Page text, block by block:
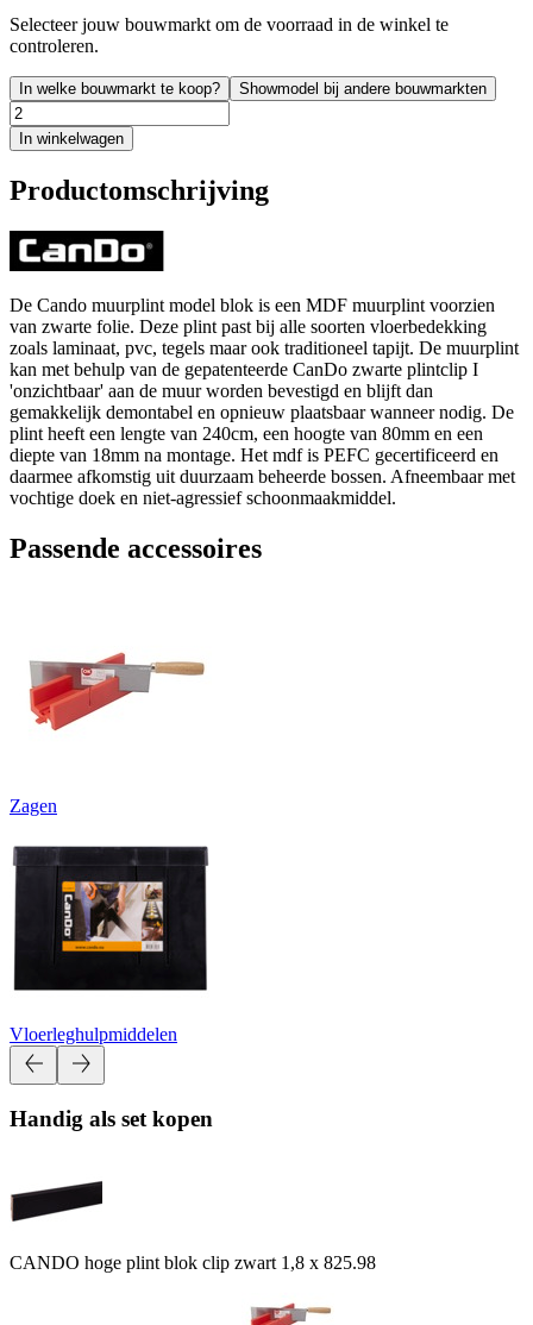
Selecteer jouw bouwmarkt om de voorraad in de winkel te
controleren.
In welke bouwmarkt te koop? Showmodel bij andere bouwmarkten
In winkelwagen
Productomschrijving
De Cando muurplint model blok is een MDF muurplint voorzien
van zwarte folie. Deze plint past bij alle soorten vloerbedekking
zoals laminaat, pvc, tegels maar ook traditioneel tapijt. De muurplint
kan met behulp van de gepatenteerde CanDo zwarte plintclip I
'onzichtbaar' aan de muur worden bevestigd en blijft dan
gemakkelijk demontabel en opnieuw plaatsbaar wanneer nodig. De
plint heeft een lengte van 240cm, een hoogte van 80mm en een
diepte van 18mm na montage. Het mdf is PEFC gecertificeerd en
daarmee afkomstig uit duurzaam beheerde bossen. Afneembaar met
vochtige doek en niet-agressief schoonmaakmiddel.
Passende accessoires
Zagen
Vloerleghulpmiddelen
Handig als set kopen
CANDO hoge plint blok clip zwart 1,8 x 825.98